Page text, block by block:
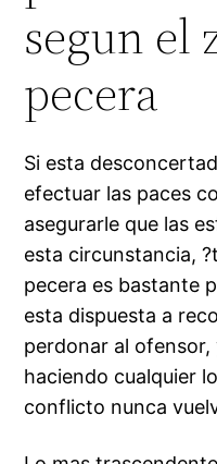
segun el
pecera
Si esta
efectuar las paces
asegurarle que las
esta circunstancia,
pecera es bastante
esta dispuesta a
perdonar al ofensor,
haciendo cualquier
conflicto nunca